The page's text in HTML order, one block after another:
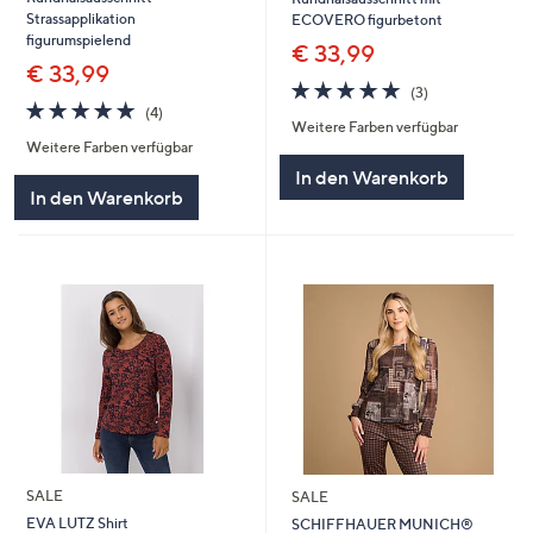
Strassapplikation
figurumspielend
€ 33,99
5.0
von
5
(4)
Weitere Farben verfügbar
In den Warenkorb
ECOVERO figurbetont
€ 33,99
5.0
von
5
(3)
Weitere Farben verfügbar
In den Warenkorb
SALE
EVA LUTZ Shirt
SALE
SCHIFFHAUER MUNICH®